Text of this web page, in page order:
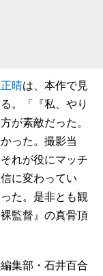
晴は、本作で見
。「『私、やり
が素敵だった。
った。撮影当
れが役にマッチ
に変わってい
た。是非とも観
監督』の真骨頂
集部・石井百合